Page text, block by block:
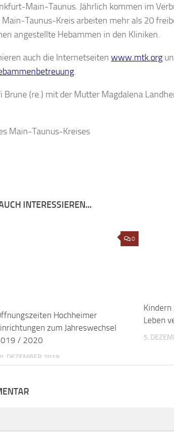
Main-Taunus. Jährlich kommen im
Taunus-Kreis arbeiten mehr als 20
angestellte Hebammen in den Kliniken.
auch die Internetseiten www.mtk.org
.
Brune (re.) mit der Mutter Magdalena
Main-Taunus-Kreises
INTERESSIEREN...
0